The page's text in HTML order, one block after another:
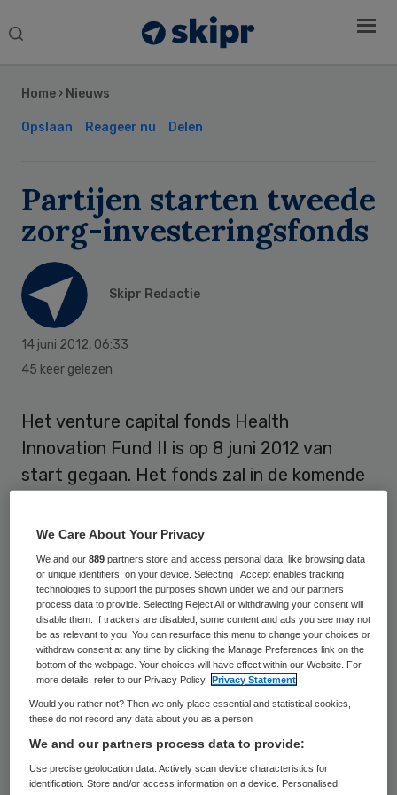
Search
Home › Nieuws
Opslaan Reageer nu Delen
Partijen starten tweede
zorg-investeringsfonds
Skipr Redactie
14 juni 2012, 06:33
45 keer gelezen
Het venture capital fonds Health
Innovation Fund II is op 8 juni 2012 van
start gegaan. Het fonds zal in de komende
tot twaalf startende ondernemingen in de
gezondheidszorg. Het fonds focust zich
met name op start-ups die gericht zijn op
nieuwe medische technologieën en
behandelmethoden op het gebied van
preventie, zorg en welzijn.
Investeerders in het fonds zijn Coöperatie
voorwaarde om zorg betaalbaar te houden,
Sidebar
We Care About Your Privacy
We and our889 partners store and access personal data, like browsing data
or unique identifiers, on your device. Selecting I Accept enables tracking
technologies to support the purposes shown under we and our partners
process data to provide. Selecting Reject All or withdrawing your consent will
disable them. If trackers are disabled, some content and ads you see may not
be as relevant to you. You can resurface this menu to change your choices or
withdraw consent at any time by clicking the Manage Preferences link on the
bottom of the webpage. Your choices will have effect within our Website. For
more details, refer to our Privacy Policy.
Privacy Statement
Would you rather not? Then we only place essential and statistical cookies,
these do not record any data about you as a person
We and our partners process data to provide:
Use precise geolocation data. Actively scan device characteristics for
identification. Store and/or access information on a device. Personalised